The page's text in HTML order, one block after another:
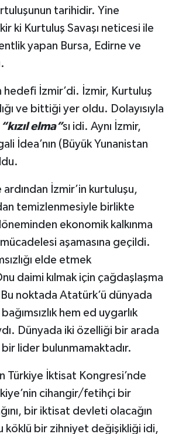
tarihidir. Yine
ki Kurtuluş Savaşı neticesi ile
yapan Bursa, Edirne ve
hedefi İzmir’di. İzmir, Kurtuluş
ve bittiği yer oldu. Dolayısıyla
“kızıl elma”sı idi. Aynı İzmir,
İdea’nın (Büyük Yunanistan
ardından İzmir’in kurtuluşu,
temizlenmesiyle birlikte
ekonomik kalkınma
aşamasına geçildi.
elde etmek
daimi kılmak için çağdaşlaşma
noktada Atatürk’ü dünyada
hem ed uygarlık
Dünyada iki özelliği bir arada
bir lider bulunmamaktadır.
Türkiye İktisat Kongresi’nde
cihangir/fetihçi bir
bir iktisat devleti olacağın
köklü bir zihniyet değişikliği idi,